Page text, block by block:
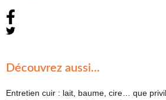
Découvrez aussi...
Entretien cuir : lait, baume, cire… que